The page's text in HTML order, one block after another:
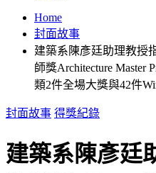
Home
封面故事
建築系陳彥廷助理教授
師獎Architecture Master
類2件全場大獎與42件
封面故事 得獎紀錄
建築系陳彥廷